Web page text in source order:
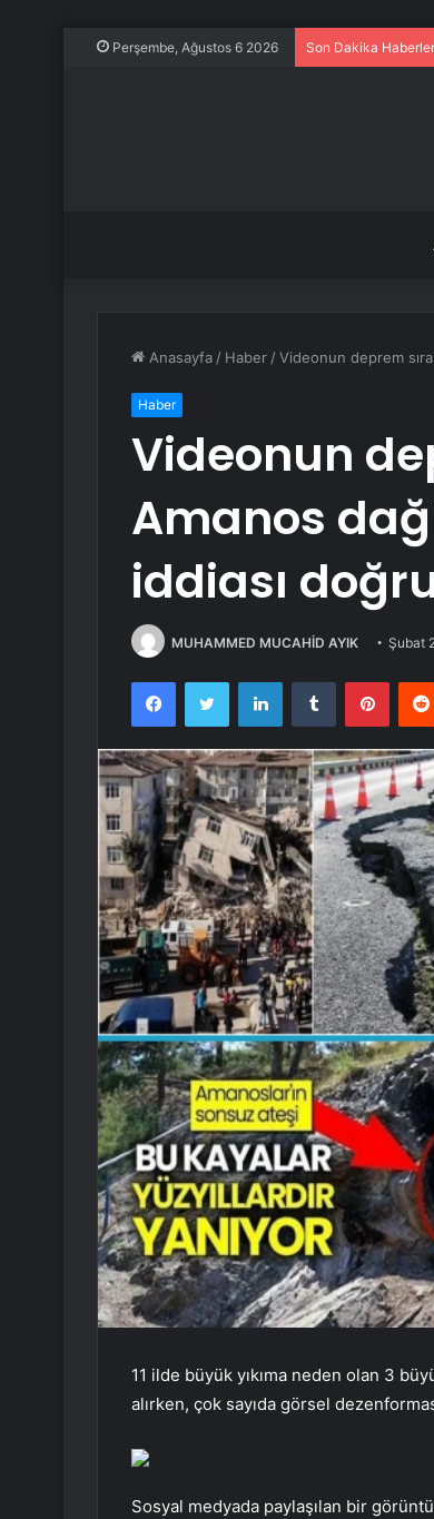
Perşembe, Ağustos 6 2026 Son Dakika
Anasayfa / Haber /Videonun deprem
Haber
Videonun
Amanos
iddiası
MUHAMMED MUCAHİD AYIK Şubat
FacebookTwitter LinkedInTumblr
11 ilde büyük yıkıma neden olan 3
alırken, çok sayıda görsel
Sosyal medyada paylaşılan bir